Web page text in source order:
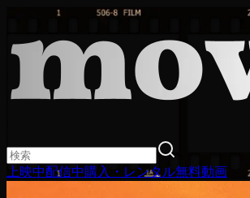
上映中配信中購入・レンタル無料動画